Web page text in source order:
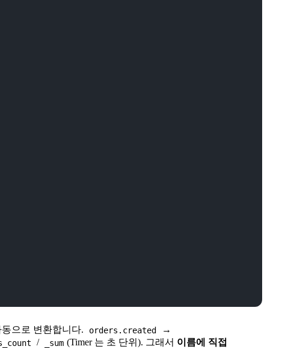
동으로 변환합니다. orders.created →
/ _sum (Timer 는 초 단위). 그래서 이름에 직접